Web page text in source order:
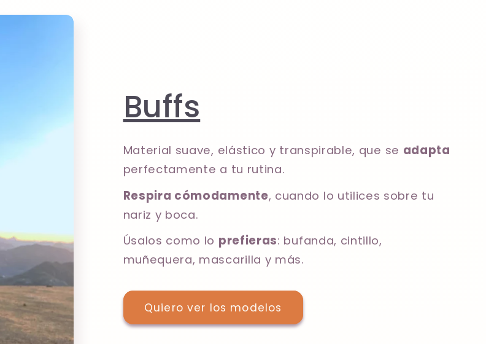
Buffs
Material suave, elástico y transpirable, que se adapta
perfectamente a tu rutina.
Respira cómodamente, cuando lo utilices sobre tu
nariz y boca.
Úsalos como lo prefieras: bufanda, cintillo,
muñequera, mascarilla y más.
Quiero ver los modelos